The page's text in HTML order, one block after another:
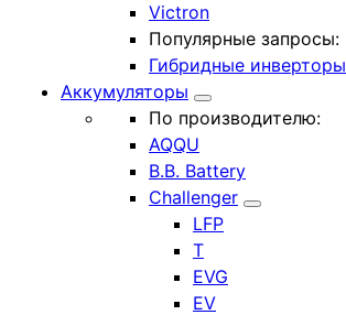
Victron
Популярные запросы:
Гибридные инверторы
Аккумуляторы
По производителю:
AQQU
B.B. Battery
Challenger
LFP
T
EVG
EV